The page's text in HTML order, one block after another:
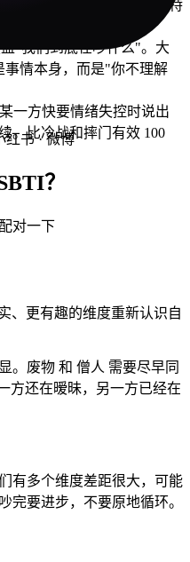
建议——对 废物 这种类型特
"我们到底在吵什么"。大
情本身，而是"你不理解
方快要情绪失控时说出
。比冷战和摔门有效 100
。废物 和 僧人 需要尽早同
方还在暧昧，另一方已经在
有多个维度差距很大，可能
完要进步，不要原地循环。
红书 · 微博
？
对一下
、更有趣的维度重新认识自